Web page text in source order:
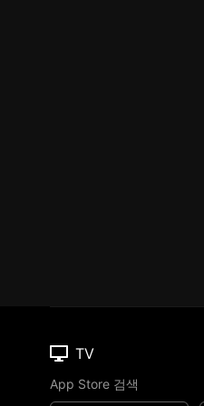
TV
App Store 검색